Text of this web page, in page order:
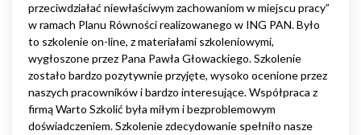
przeciwdziałać niewłaściwym zachowaniom w miejscu pracy”
w ramach Planu Równości realizowanego w ING PAN. Było
to szkolenie on-line, z materiałami szkoleniowymi,
wygłoszone przez Pana Pawła Głowackiego. Szkolenie
zostało bardzo pozytywnie przyjęte, wysoko ocenione przez
naszych pracowników i bardzo interesujące. Współpraca z
firmą Warto Szkolić była miłym i bezproblemowym
doświadczeniem. Szkolenie zdecydowanie spełniło nasze